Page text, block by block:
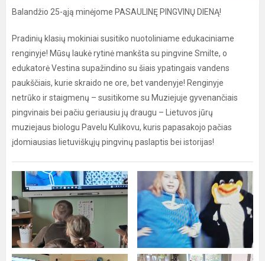
Balandžio 25-ąją minėjome PASAULINĘ PINGVINŲ DIENĄ!
Pradinių klasių mokiniai susitiko nuotoliniame edukaciniame
renginyje! Mūsų laukė rytinė mankšta su pingvine Smilte, o
edukatorė Vestina supažindino su šiais ypatingais vandens
paukščiais, kurie skraido ne ore, bet vandenyje! Renginyje
netrūko ir staigmenų – susitikome su Muziejuje gyvenančiais
pingvinais bei pačiu geriausiu jų draugu – Lietuvos jūrų
muziejaus biologu Pavelu Kulikovu, kuris papasakojo pačias
įdomiausias lietuviškųjų pingvinų paslaptis bei istorijas!